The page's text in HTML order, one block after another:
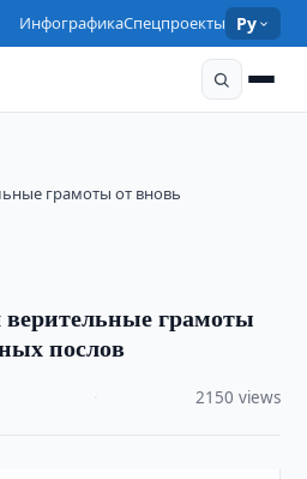
ИнфографикаСпецпроекты Ру
грамоты от вновь
грамоты
послов
2150 views